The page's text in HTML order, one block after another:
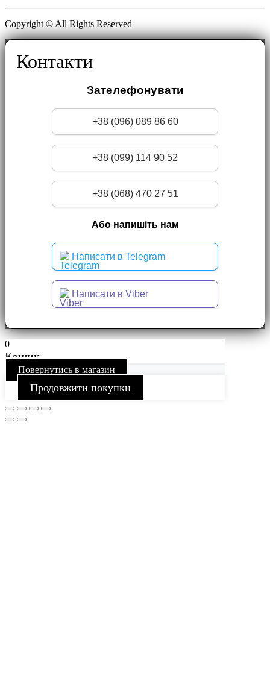
Copyright © All Rights Reserved
Контакти
Зателефонувати
+38 (096) 089 86 60
+38 (099) 114 90 52
+38 (068) 470 27 51
Або напишіть нам
Написати в Telegram
Написати в Viber
0
Кошик
Повернутись в магазин
Продовжити покупки